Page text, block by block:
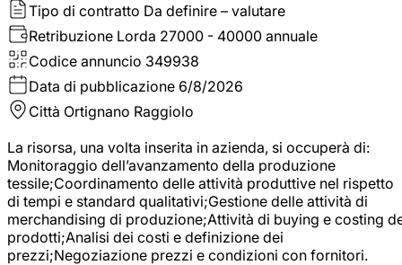
Tipo di contratto Da definire – valutare
Retribuzione Lorda 27000 - 40000 annuale
Codice annuncio 349938
Data di pubblicazione 6/8/2026
Città Ortignano Raggiolo
La risorsa, una volta inserita in azienda, si occuperà di:
Monitoraggio dell’avanzamento della produzione
tessile;Coordinamento delle attività produttive nel rispetto
di tempi e standard qualitativi;Gestione delle attività di
merchandising di produzione;Attività di buying e costing
prodotti;Analisi dei costi e definizione dei
prezzi;Negoziazione prezzi e condizioni con fornitori.